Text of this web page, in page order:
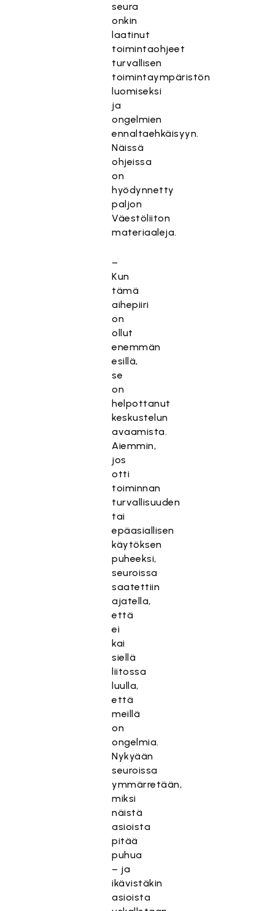
seura
onkin
laatinut
toimintaohjeet
turvallisen
toimintaympäristön
luomiseksi
ja
ongelmien
ennaltaehkäisyyn.
Näissä
ohjeissa
on
hyödynnetty
paljon
Väestöliiton
materiaaleja.
–
Kun
tämä
aihepiiri
on
ollut
enemmän
esillä,
se
on
helpottanut
keskustelun
avaamista.
Aiemmin,
jos
otti
toiminnan
turvallisuuden
tai
epäasiallisen
käytöksen
puheeksi,
seuroissa
saatettiin
ajatella,
että
ei
kai
siellä
liitossa
luulla,
että
meillä
on
ongelmia.
Nykyään
seuroissa
ymmärretään,
miksi
näistä
asioista
pitää
puhua
– ja
ikävistäkin
asioista